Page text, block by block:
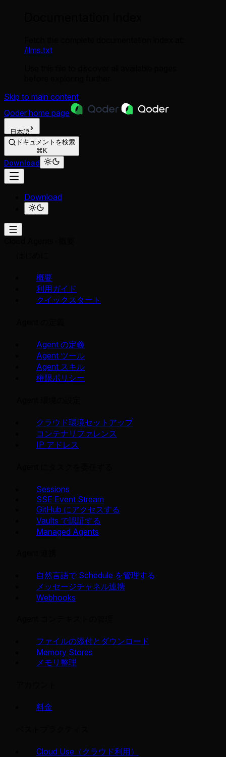
/llms.txt
Skip to main content
Qoder home page
日本語
ドキュメントを検索
⌘K
Download
Download
概要
利用ガイド
クイックスタート
Agent の定義
Agent ツール
Agent スキル
権限ポリシー
クラウド環境セットアップ
コンテナリファレンス
IP アドレス
Sessions
SSE Event Stream
GitHub にアクセスする
Vaults で認証する
Managed Agents
自然言語で Schedule を管理する
メッセージチャネル連携
Webhooks
ファイルの添付とダウンロード
Memory Stores
メモリ整理
料金
Cloud Use（クラウド利用）